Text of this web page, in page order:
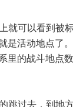
就可以看到被
是活动地点了。
里的战斗地点
跳过去，到地